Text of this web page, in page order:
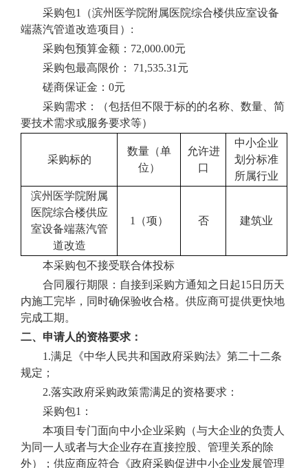
采购包1 （滨州医学院附属医院综合楼供应室设备
端蒸汽管道改造项目 ） :
采购包预算金额： 72,000.00元
采购包最高限价：
71,535.31元
磋商保证金： 0元
采购需求：（包括但不限于标的的名称、数量、简
要技术需求或服务要求等）
采购标的
数量（单
位）
允许进
口
中小企业
划分标准
所属行业
滨州医学院附属
医院综合楼供应
室设备端蒸汽管
道改造
1 （项） 否 建筑业
本采购包不接受联合体投标
合同履行期限：自接到采购方通知之日起15日历天
内施工完毕，同时确保验收合格。供应商可提供更快地
完成工期。
二、申请人的资格要求：
1.满足《中华人民共和国政府采购法》第二十二条
规定 ；
2.落实政府采购政策需满足的资格要求：
采购包1：
本项目专门面向中小企业采购（与大企业的负责人
为同一人或者与大企业存在直接控股、管理关系的除
外）；供应商应符合《政府采购促进中小企业发展管理